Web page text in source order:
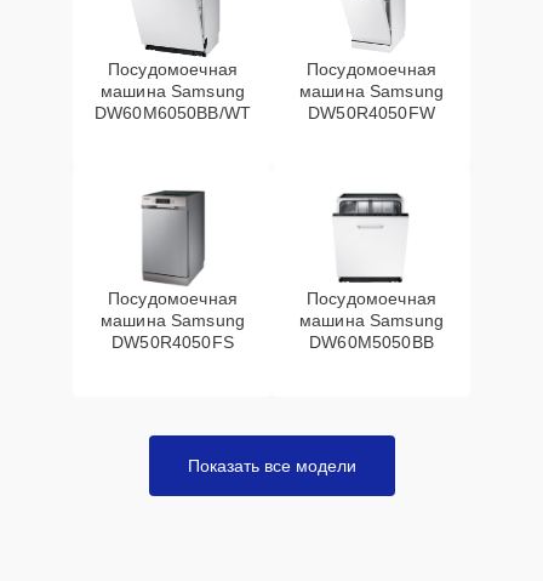
Посудомоечная
машина Samsung
DW60M6050BB/WT
Посудомоечная
машина Samsung
DW50R4050FW
Посудомоечная
машина Samsung
DW50R4050FS
Посудомоечная
машина Samsung
DW60M5050BB
Показать все модели